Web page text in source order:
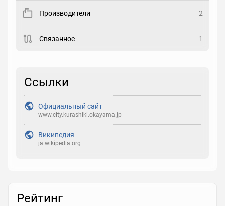
Реакция
Выберите реакцию
Производители 2
Связанное 1
Ссылки
Официальный сайт
www.city.kurashiki.okayama.jp
Википедия
ja.wikipedia.org
Рейтинг